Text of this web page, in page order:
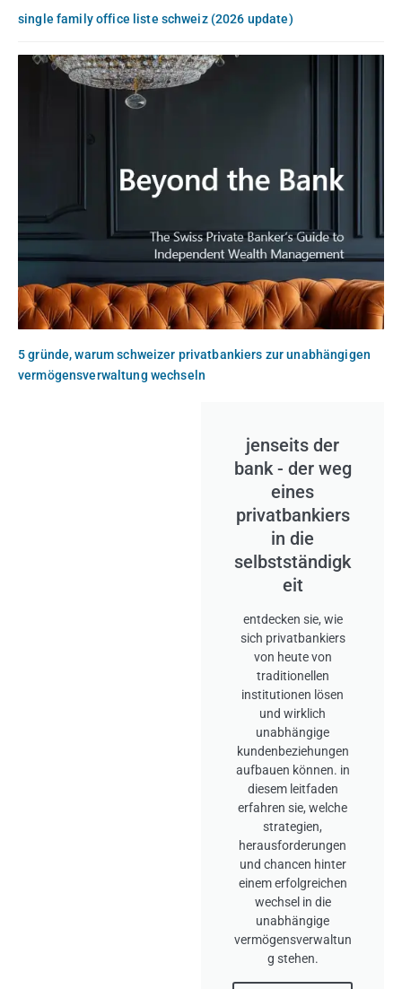
single family office liste schweiz (2026 update)
5 gründe, warum schweizer privatbankiers zur unabhängigen
vermögensverwaltung wechseln
jenseits der
bank - der weg
eines
privatbankiers
in die
selbstständigk
eit
entdecken sie, wie
sich privatbankiers
von heute von
traditionellen
institutionen lösen
und wirklich
unabhängige
kundenbeziehungen
aufbauen können. in
diesem leitfaden
erfahren sie, welche
strategien,
herausforderungen
und chancen hinter
einem erfolgreichen
wechsel in die
unabhängige
vermögensverwaltun
g stehen.